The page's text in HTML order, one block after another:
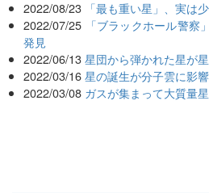
2022/08/23 「最も重い星」、実は
2022/07/25
「ブラックホール警察
発見
2022/06/13 星団から弾かれた星が
2022/03/16 星の誕生が分子雲に影
2022/03/08 ガスが集まって大質量